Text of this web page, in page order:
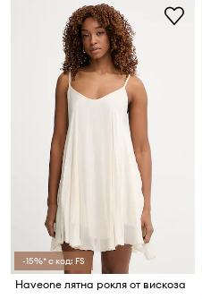
-15%* с код: FS
Haveone лятна рокля от вискоза